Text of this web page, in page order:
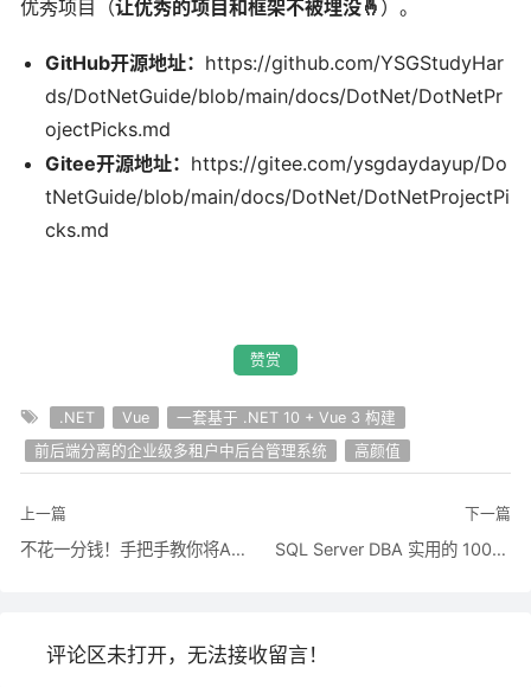
优秀项目（让优秀的项目和框架不被埋没🤞 ）。
GitHub开源地址： https://github.com/YSGStudyHar
ds/DotNetGuide/blob/main/docs/DotNet/DotNetPr
ojectPicks.md
Gitee开源地址： https://gitee.com/ysgdaydayup/Do
tNetGuide/blob/main/docs/DotNet/DotNetProjectPi
cks.md
赞赏
.NET Vue
一套基于 .NET 10 + Vue 3 构建
前后端分离的企业级多租户中后台管理系统
高颜值
上一篇
不花一分钱！手把手教你将Agnes AI接入Codex，国内零成本用到爽
下一篇
SQL Server DBA 实用的 100 条命令（建议收藏）
评论区未打开，无法接收留言！